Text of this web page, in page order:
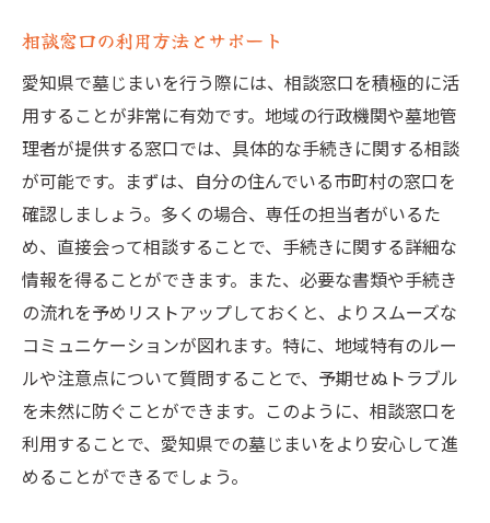
相談窓口の利用方法とサポート
愛知県で墓じまいを行う際には、相談窓口を積極的に活
用することが非常に有効です。地域の行政機関や墓地管
理者が提供する窓口では、具体的な手続きに関する相談
が可能です。まずは、自分の住んでいる市町村の窓口を
確認しましょう。多くの場合、専任の担当者がいるた
め、直接会って相談することで、手続きに関する詳細な
情報を得ることができます。また、必要な書類や手続き
の流れを予めリストアップしておくと、よりスムーズな
コミュニケーションが図れます。特に、地域特有のルー
ルや注意点について質問することで、予期せぬトラブル
を未然に防ぐことができます。このように、相談窓口を
利用することで、愛知県での墓じまいをより安心して進
めることができるでしょう。